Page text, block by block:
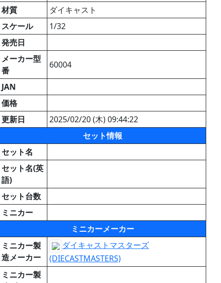
材質
ダイキャスト
スケール
1/32
発売日
メーカー型
番
60004
JAN
価格
更新日
2025/02/20 (木) 09:44:22
セット情報
セット名
セット名(英
語)
セット台数
ミニカー
ミニカーメーカー
ミニカー製
造メーカー
ダイキャストマスターズ
(DIECASTMASTERS)
ミニカー製